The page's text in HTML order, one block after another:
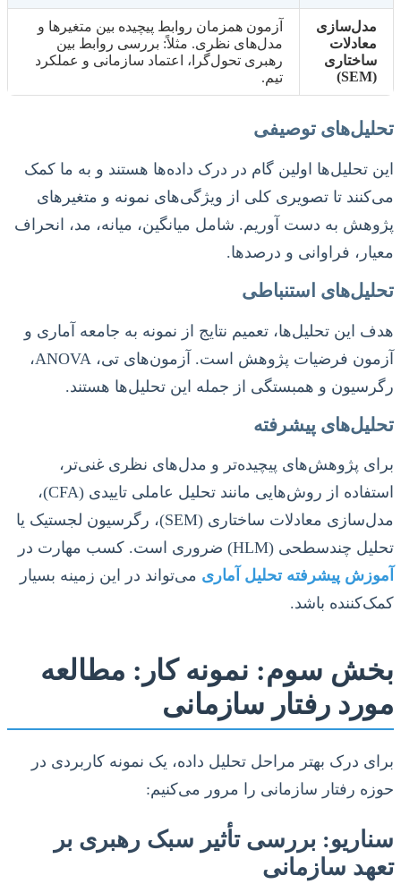
مدل‌سازی
معادلات
ساختاری
(SEM)
آزمون همزمان روابط پیچیده بین متغیرها و
مدل‌های نظری. مثلاً: بررسی روابط بین
رهبری تحول‌گرا، اعتماد سازمانی و عملکرد
تیم.
تحلیل‌های توصیفی
این تحلیل‌ها اولین گام در درک داده‌ها هستند و به ما کمک
می‌کنند تا تصویری کلی از ویژگی‌های نمونه و متغیرهای
پژوهش به دست آوریم. شامل میانگین، میانه، مد، انحراف
معیار، فراوانی و درصدها.
تحلیل‌های استنباطی
هدف این تحلیل‌ها، تعمیم نتایج از نمونه به جامعه آماری و
آزمون فرضیات پژوهش است. آزمون‌های تی، ANOVA،
رگرسیون و همبستگی از جمله این تحلیل‌ها هستند.
تحلیل‌های پیشرفته
برای پژوهش‌های پیچیده‌تر و مدل‌های نظری غنی‌تر،
استفاده از روش‌هایی مانند تحلیل عاملی تاییدی (CFA)،
مدل‌سازی معادلات ساختاری (SEM)، رگرسیون لجستیک یا
تحلیل چندسطحی (HLM) ضروری است. کسب مهارت در
آموزش پیشرفته تحلیل آماری می‌تواند در این زمینه بسیار
کمک‌کننده باشد.
بخش سوم: نمونه کار: مطالعه
مورد رفتار سازمانی
برای درک بهتر مراحل تحلیل داده، یک نمونه کاربردی در
حوزه رفتار سازمانی را مرور می‌کنیم:
سناریو: بررسی تأثیر سبک رهبری بر
تعهد سازمانی